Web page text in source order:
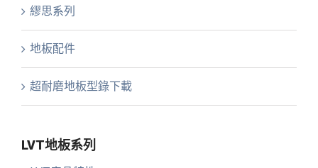
繆思系列
地板配件
超耐磨地板型錄下載
LVT地板系列